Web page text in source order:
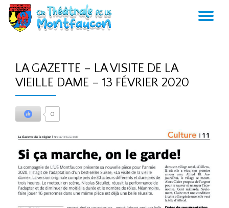
Aller
LA GAZETTE – LA VISITE DE LA
VIEILLE DAME – 13 FÉVRIER 2020
0